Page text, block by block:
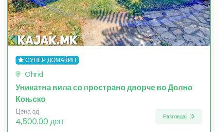
СУПЕР ДОМАЌИН
Ohrid
Уникатна вила со пространо дворче во Долно
Коњско
Цена од
4,500.00 ден Разгледај